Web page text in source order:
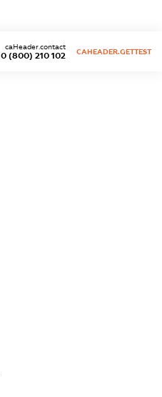
0 (800) 210 102
caHeader.contact
CAHEADER.GETTEST